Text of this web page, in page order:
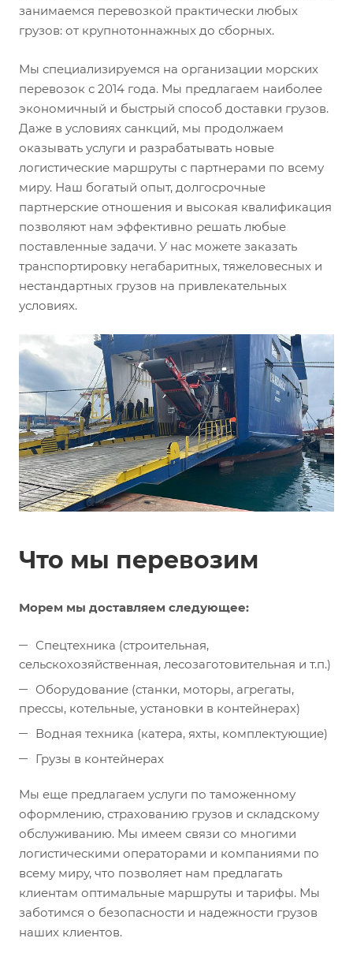
занимаемся перевозкой практически любых
грузов: от крупнотоннажных до сборных.
Мы специализируемся на организации морских
перевозок с 2014 года. Мы предлагаем наиболее
экономичный и быстрый способ доставки грузов.
Даже в условиях санкций, мы продолжаем
оказывать услуги и разрабатывать новые
логистические маршруты с партнерами по всему
миру. Наш богатый опыт, долгосрочные
партнерские отношения и высокая квалификация
позволяют нам эффективно решать любые
поставленные задачи. У нас можете заказать
транспортировку негабаритных, тяжеловесных и
нестандартных грузов на привлекательных
условиях.
Что мы перевозим
Морем мы доставляем следующее:
Спецтехника (строительная,
сельскохозяйственная, лесозаготовительная и т.п.)
Оборудование (станки, моторы, агрегаты,
прессы, котельные, установки в контейнерах)
Водная техника (катера, яхты, комплектующие)
Грузы в контейнерах
Мы еще предлагаем услуги по таможенному
оформлению, страхованию грузов и складскому
обслуживанию. Мы имеем связи со многими
логистическими операторами и компаниями по
всему миру, что позволяет нам предлагать
клиентам оптимальные маршруты и тарифы. Мы
заботимся о безопасности и надежности грузов
наших клиентов.